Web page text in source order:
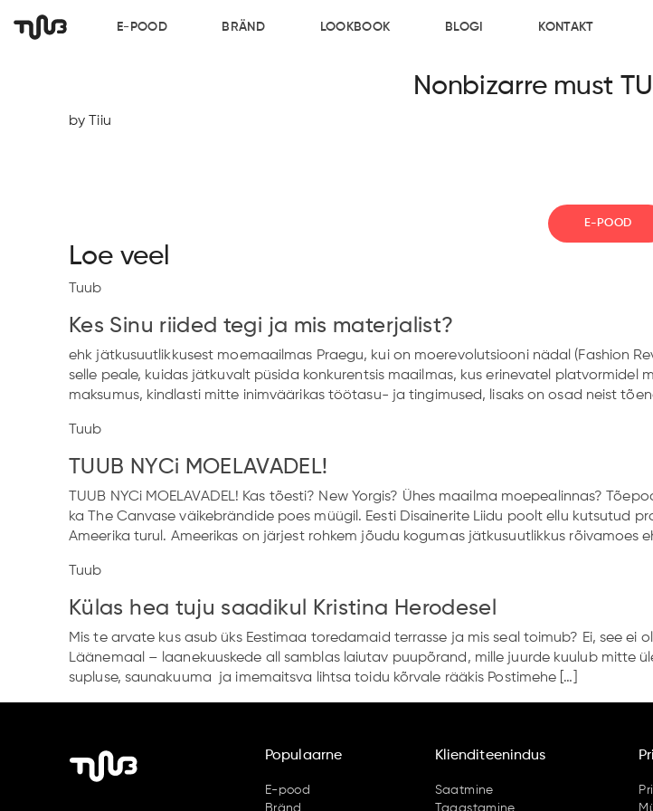
E-POOD BRÄND LOOKBOOK BLOGI KONTAKT
Nonbizarre must
by Tiiu
E-POOD
Loe veel
Tuub
Kes Sinu riided tegi ja mis materjalist?
ehk jätkusuutlikkusest moemaailmas Praegu, kui on moerevolutsiooni nädal (Fashion
selle peale, kuidas jätkuvalt püsida konkurentsis maailmas, kus erinevatel platvormidel
maksumus, kindlasti mitte inimväärikas töötasu- ja tingimused, lisaks on osad neist
Tuub
TUUB NYCi MOELAVADEL!
TUUB NYCi MOELAVADEL! Kas tõesti? New Yorgis? Ühes maailma moepealinnas?
ka The Canvase väikebrändide poes müügil. Eesti Disainerite Liidu poolt ellu kutsutud
Ameerika turul. Ameerikas on järjest rohkem jõudu kogumas jätkusuutlikkus rõivamoes
Tuub
Külas hea tuju saadikul Kristina Herodesel
Mis te arvate kus asub üks Eestimaa toredamaid terrasse ja mis seal toimub? Ei, see
Läänemaal – laanekuuskede all samblas laiutav puupõrand, mille juurde kuulub mitte
supluse, saunakuuma ja imemaitsva lihtsa toidu kõrvale rääkis Postimehe […]
Populaarne
E-pood
Bränd
Klienditeenindus
Saatmine
Tagastamine